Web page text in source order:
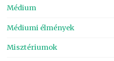
Médium
Médiumi élmények
Misztériumok